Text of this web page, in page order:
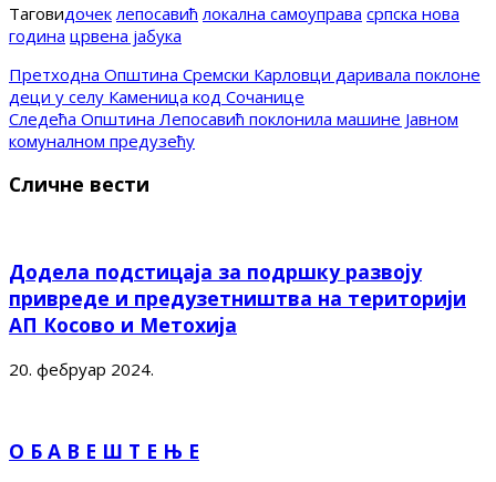
Таговидочек лепосавић локална самоуправа српска нова
година црвена јабука
Претходна Општина Сремски Карловци даривала поклоне
деци у селу Каменица код Сочанице
Следећа Општина Лепосавић поклонила машине Јавном
комуналном предузећу
Сличне вести
Додела подстицаја за подршку развоју
привреде и предузетништва на територији
АП Косово и Метохија
20. фебруар 2024.
О Б А В Е Ш Т Е Њ Е